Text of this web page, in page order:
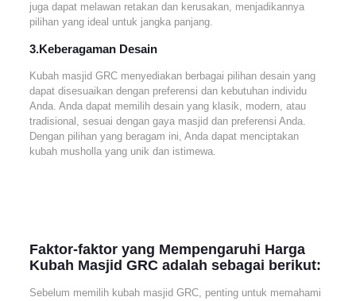
juga dapat melawan retakan dan kerusakan, menjadikannya
pilihan yang ideal untuk jangka panjang.
3.Keberagaman Desain
Kubah masjid GRC menyediakan berbagai pilihan desain yang
dapat disesuaikan dengan preferensi dan kebutuhan individu
Anda. Anda dapat memilih desain yang klasik, modern, atau
tradisional, sesuai dengan gaya masjid dan preferensi Anda.
Dengan pilihan yang beragam ini, Anda dapat menciptakan
kubah musholla yang unik dan istimewa.
Faktor-faktor yang Mempengaruhi Harga
Kubah Masjid GRC adalah sebagai berikut:
Sebelum memilih kubah masjid GRC, penting untuk memahami